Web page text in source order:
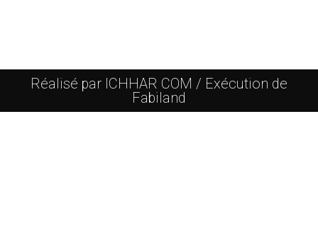
Réalisé par ICHHAR COM / Exécution de
Fabiland